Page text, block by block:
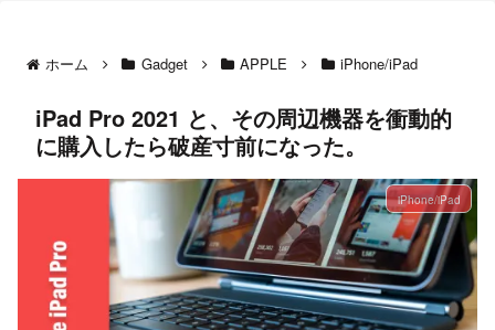
ホーム Gadget APPLE iPhone/iPad
iPad Pro 2021 と、その周辺機器を衝動的
に購入したら破産寸前になった。
iPhone/iPad